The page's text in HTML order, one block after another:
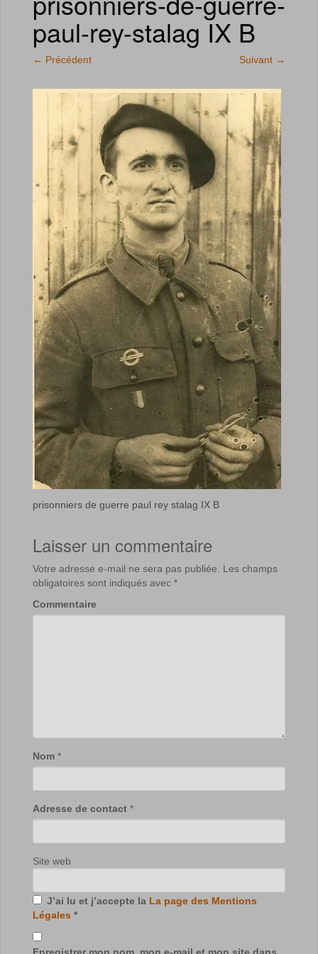
paul-rey-stalag IX B
← Précédent Suivant →
prisonniers de guerre paul rey stalag IX B
Laisser un commentaire
Votre adresse e-mail ne sera pas publiée.
Les champs
obligatoires sont indiqués avec *
Commentaire
Nom *
Adresse de contact *
Site web
J’ai lu et j’accepte la La page des Mentions
Légales *
Enregistrer mon nom, mon e-mail et mon site dans